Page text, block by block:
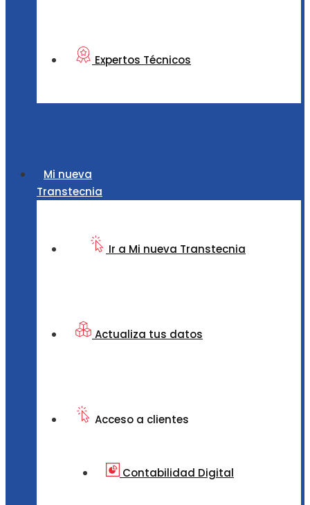
Expertos Técnicos
Mi nueva
Transtecnia
Ir a Mi nueva Transtecnia
Actualiza tus datos
Acceso a clientes
Contabilidad Digital